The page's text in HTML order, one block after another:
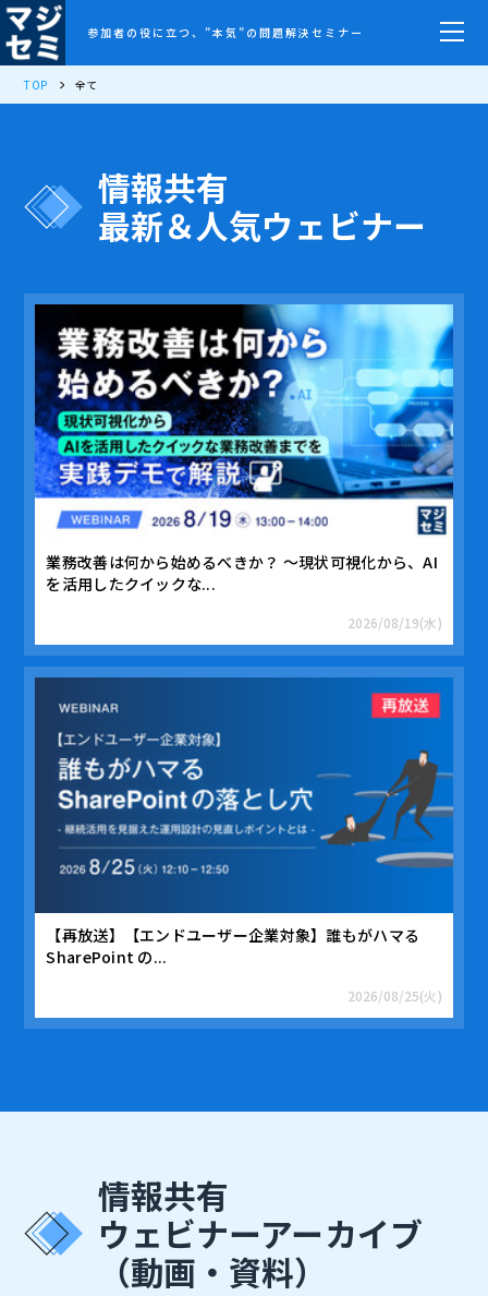
参加者の役に立つ、”本気”の問題解決セミナー
TOP 全て
情報共有
最新＆人気ウェビナー
業務改善は何から始めるべきか？ ～現状可視化から、AI
を活用したクイックな...
2026/08/19(水)
【再放送】【エンドユーザー企業対象】誰もがハマる
SharePoint の...
2026/08/25(火)
情報共有
ウェビナーアーカイブ
（動画・資料）